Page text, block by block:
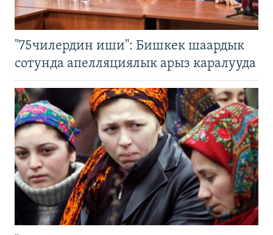
"75чилердин иши": Бишкек шаардык
сотунда апелляциялык арыз каралууда